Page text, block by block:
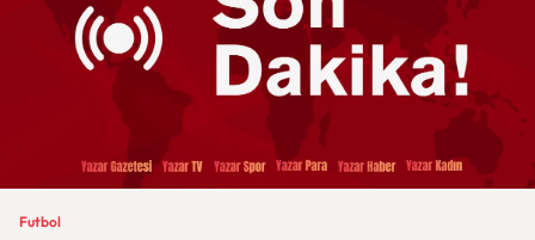
Futbol